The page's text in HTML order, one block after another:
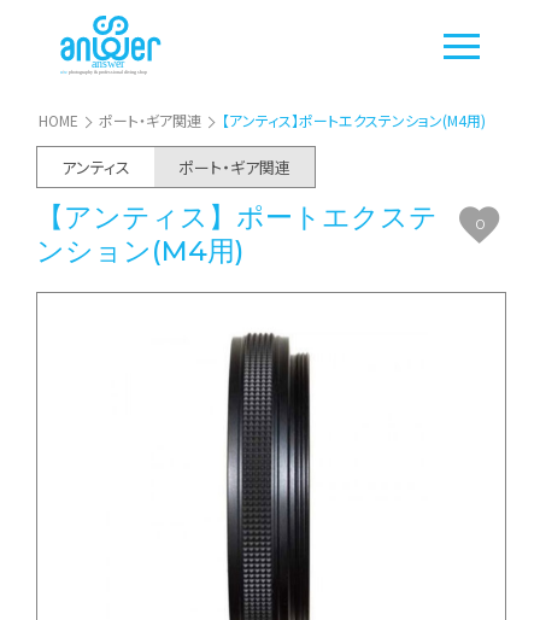
HOME ポート・ギア関連 【アンティス】ポートエクステンション(M4用)
アンティス ポート・ギア関連
【アンティス】ポートエクステ
ンション(M4用)
0